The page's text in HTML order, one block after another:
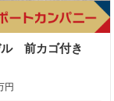
前カゴ付き
円